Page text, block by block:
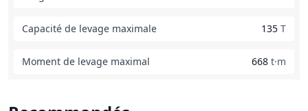
Capacité de levage maximale 135 T
Moment de levage maximal 668 t·m